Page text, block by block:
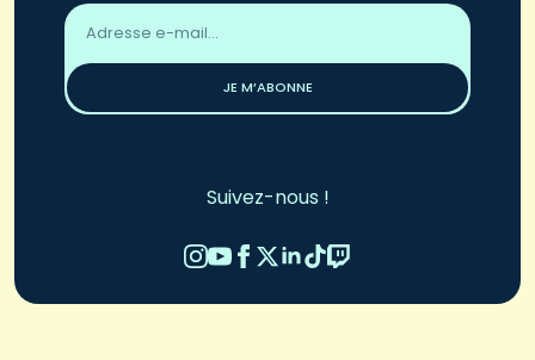
Adresse
email
JE M’ABONNE
Suivez-nous !